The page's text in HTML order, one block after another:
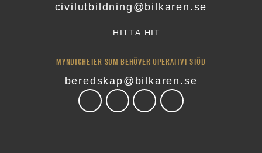
civilutbildning@bilkaren.se
HITTA HIT
MYNDIGHETER SOM BEHÖVER OPERATIVT STÖD
beredskap@bilkaren.se